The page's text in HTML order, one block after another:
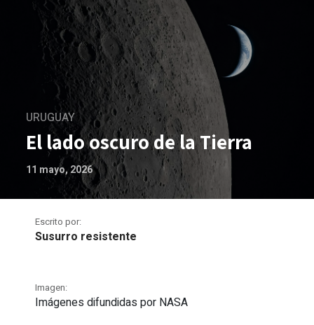
URUGUAY
El lado oscuro de la Tierra
11 mayo, 2026
Escrito por:
Susurro resistente
Imagen:
Imágenes difundidas por NASA